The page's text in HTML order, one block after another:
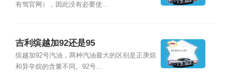
有驾官网），因此没有必要使...
吉利缤越加92还是95
缤越加92号汽油，两种汽油最大的区别是正庚烷
和异辛烷的含量不同。92号...